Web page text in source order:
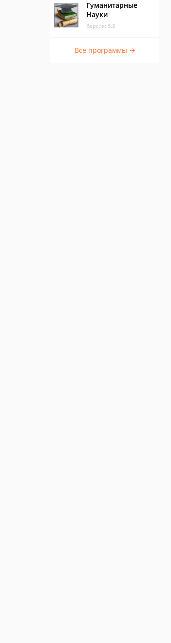
Гуманитарные
Науки
Версия: 3.3
Все программы →